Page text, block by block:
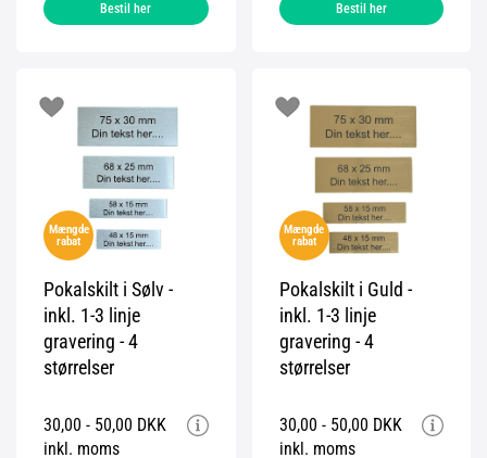
Bestil her Bestil her
Mængde
rabat
Pokalskilt i Sølv -
inkl. 1-3 linje
gravering - 4
størrelser
30,00 - 50,00 DKK
inkl. moms
Mængde
rabat
Pokalskilt i Guld -
inkl. 1-3 linje
gravering - 4
størrelser
30,00 - 50,00 DKK
inkl. moms